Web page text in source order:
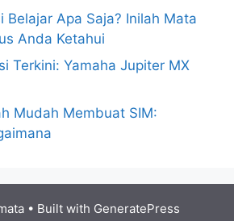
Belajar Apa Saja? Inilah Mata
Anda Ketahui
Terkini: Yamaha Jupiter MX
Mudah Membuat SIM:
• Built with GeneratePress